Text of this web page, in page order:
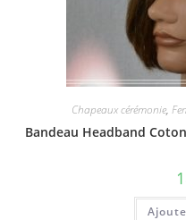
Chapeaux cérémonie,
Bandeau Headband